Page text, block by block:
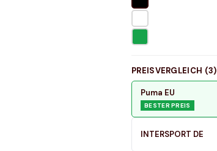
PREISVERGLEICH (3)
Puma EU
BESTER PREIS
INTERSPORT DE